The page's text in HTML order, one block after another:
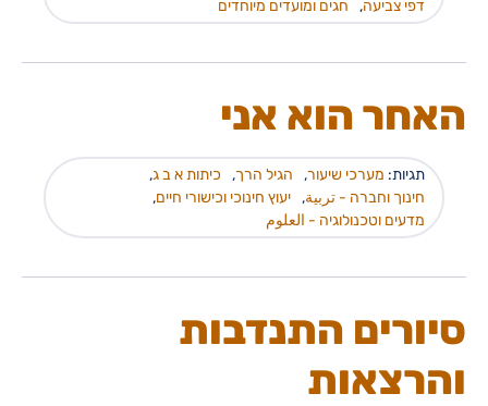
דפי צביעה, חגים ומועדים מיוחדים
האחר הוא אני
תגיות: מערכי שיעור, הגיל הרך, כיתות א ב ג,
חינוך וחברה - تربية, יעוץ חינוכי וכישורי חיים,
מדעים וטכנולוגיה - العلوم
סיורים התנדבות
והרצאות